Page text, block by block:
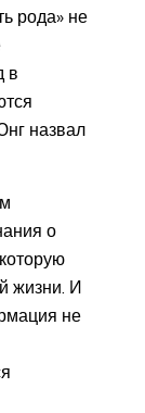
рода» не
в
назвал
о
жизни. И
не